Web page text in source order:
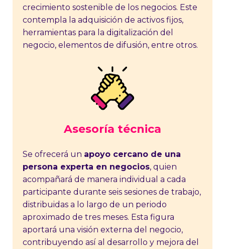
crecimiento sostenible de los negocios. Este
contempla la adquisición de activos fijos,
herramientas para la digitalización del
negocio, elementos de difusión, entre otros.
Asesoría técnica
Se ofrecerá un apoyo cercano de una
persona experta en negocios, quien
acompañará de manera individual a cada
participante durante seis sesiones de trabajo,
distribuidas a lo largo de un periodo
aproximado de tres meses. Esta figura
aportará una visión externa del negocio,
contribuyendo así al desarrollo y mejora del